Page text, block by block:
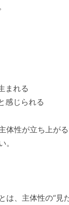
まれる
感じられる
体性が立ち上が
。
は、主体性の“見